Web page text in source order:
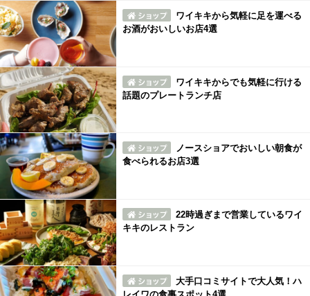
ワイキキから気軽に足を運べる
お酒がおいしいお店4選
ワイキキからでも気軽に行ける
話題のプレートランチ店
ノースショアでおいしい朝食が
食べられるお店3選
22時過ぎまで営業しているワイ
キキのレストラン
大手口コミサイトで大人気！ハ